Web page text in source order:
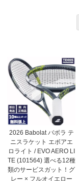
2026 Babolat バボラ テ
ニスラケット エボアエ
ロライト / EVO AERO LI
TE (101564) 選べる12種
類のサービスガット！グ
レー × フルオイエロー